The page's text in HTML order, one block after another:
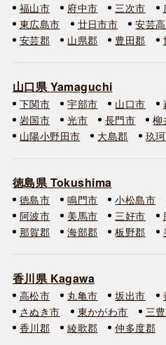
福山市 府中市 三次市
東広島市
廿日市市 安芸
安芸郡
山県郡 豊田郡
山口県 Yamaguchi
下関市 宇部市 山口市
岩国市
光市 長門市 柳
山陽小野田市
大島郡 玖
徳島県 Tokushima
徳島市 鳴門市 小松島市
阿波市
美馬市 三好市
那賀郡
海部郡 板野郡
香川県 Kagawa
高松市 丸亀市 坂出市
さぬき市
東かがわ市 三
香川郡
綾歌郡 仲多度郡